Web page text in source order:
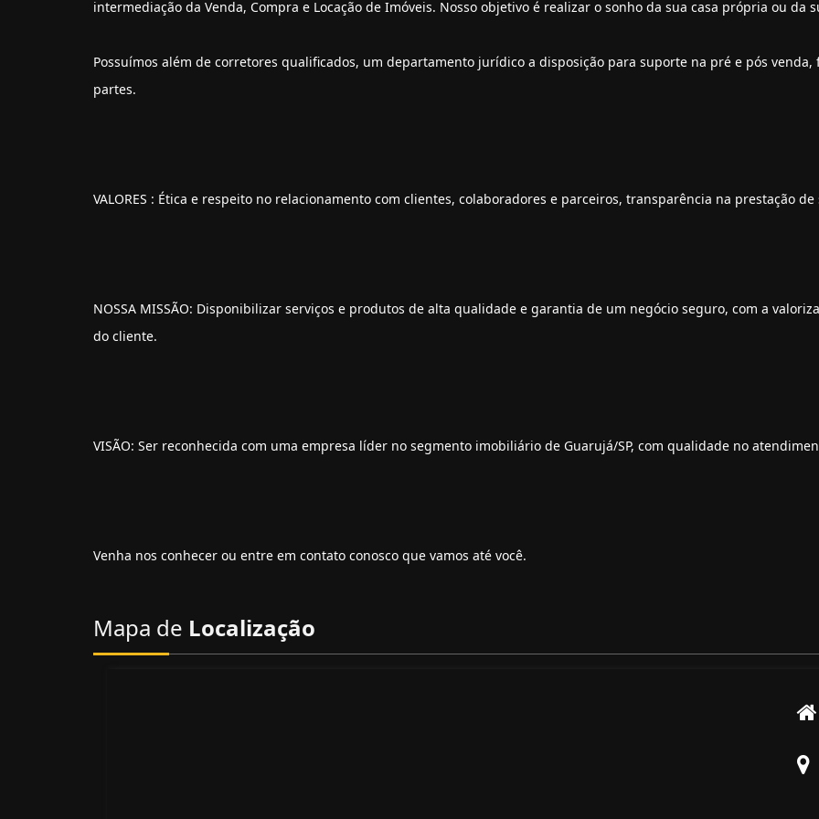
intermediação da Venda, Compra e Locação de Imóveis. Nosso objetivo é realizar o sonho da sua casa própria ou da
Possuímos além de corretores qualificados, um departamento jurídico a disposição para suporte na pré e pós
partes.
VALORES : Ética e respeito no relacionamento com clientes, colaboradores e parceiros, transparência na prestação
NOSSA MISSÃO: Disponibilizar serviços e produtos de alta qualidade e garantia de um negócio seguro, com a
do cliente.
VISÃO: Ser reconhecida com uma empresa líder no segmento imobiliário de Guarujá/SP, com qualidade no
Venha nos conhecer ou entre em contato conosco que vamos até você.
Mapa de Localização